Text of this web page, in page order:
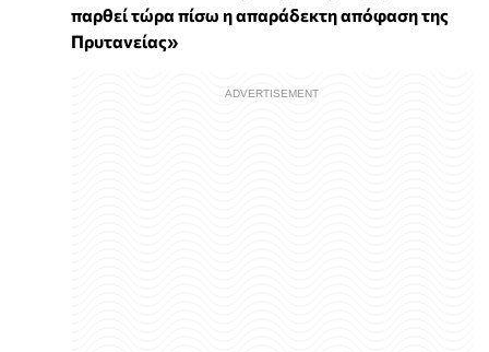
παρθεί τώρα πίσω η απαράδεκτη απόφαση της
Πρυτανείας»